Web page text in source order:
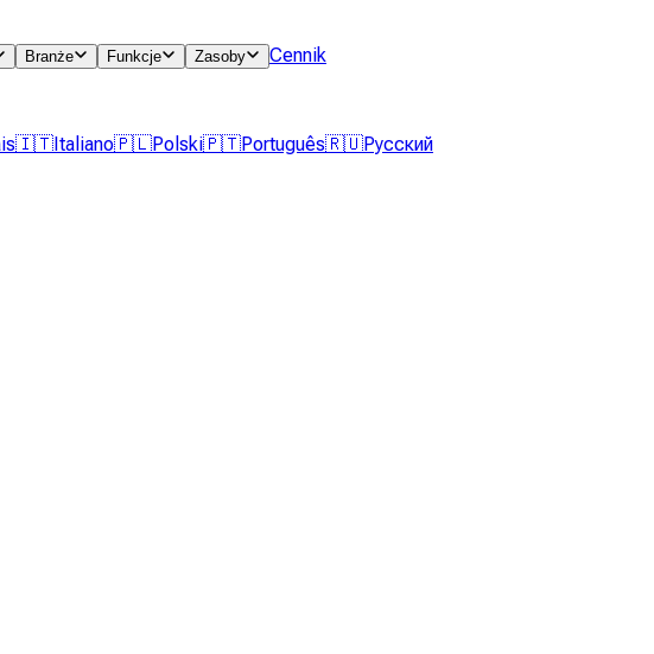
Branże Funkcje Zasoby Cennik
🇮🇹Italiano🇵🇱Polski🇵🇹Português🇷🇺Русский